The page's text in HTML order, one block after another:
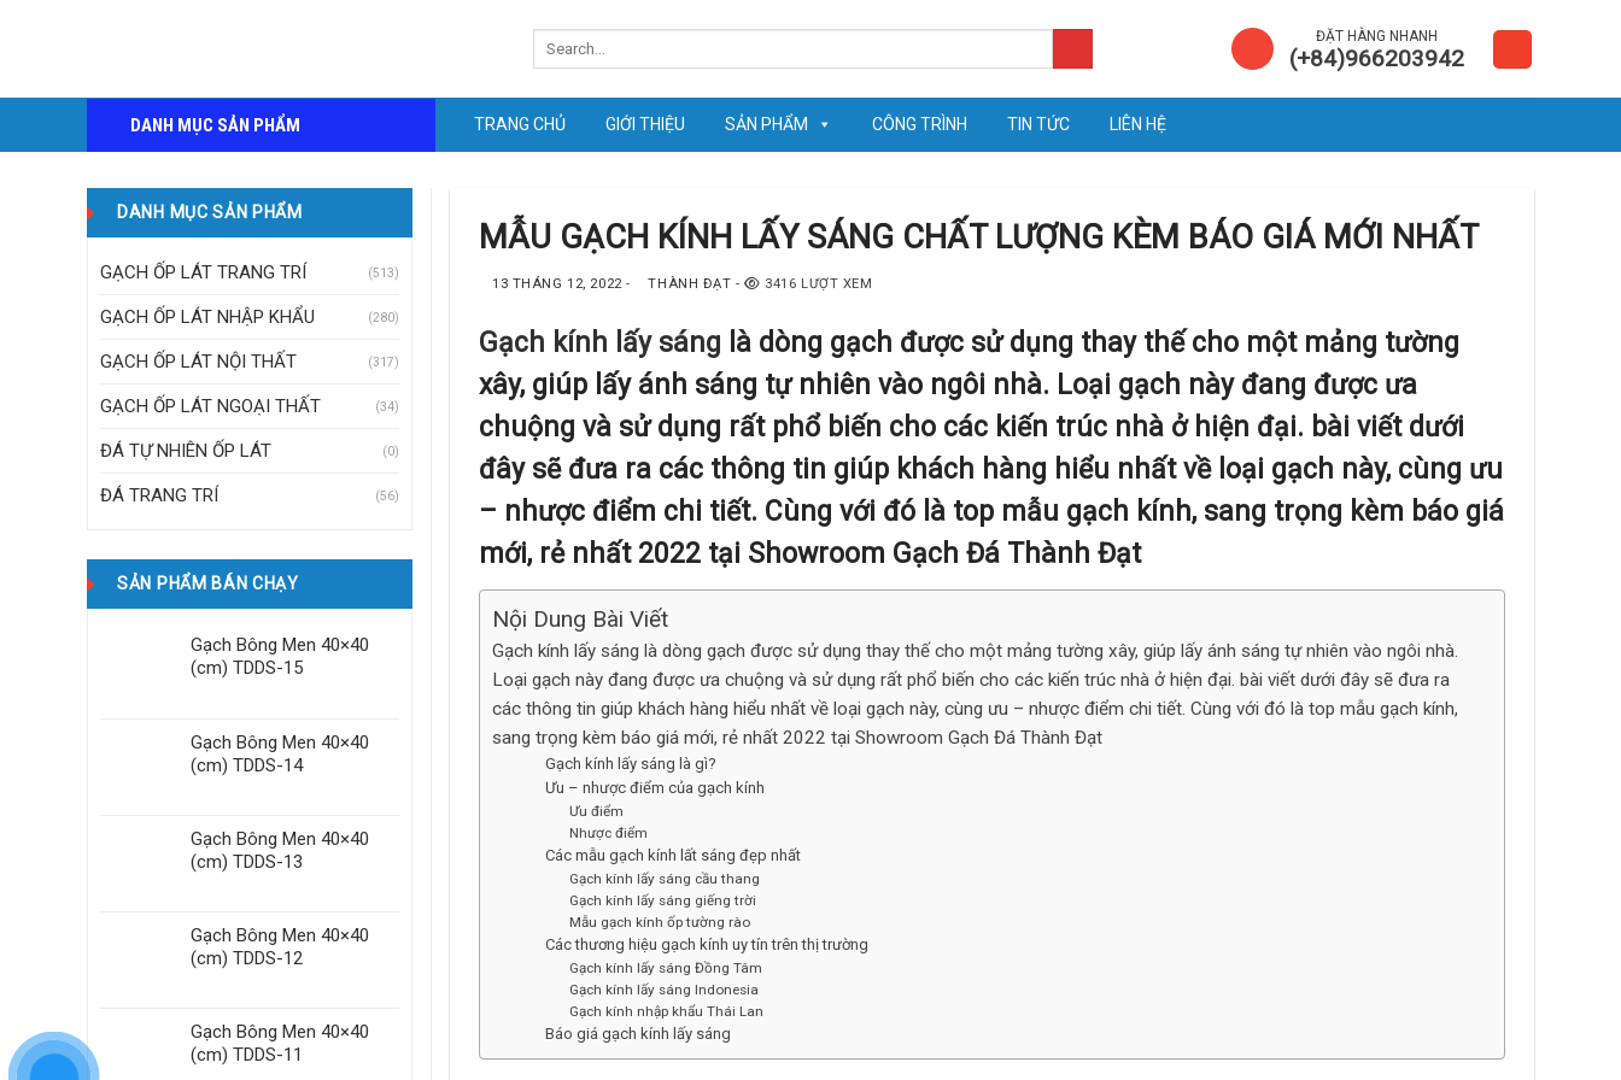
ĐẶT HÀNG NHANH
(+84)966203942
DANH MỤC SẢN PHẨM TRANG CHỦ GIỚI THIỆU SẢN PHẨM CÔNG TRÌNH TIN TỨC LIÊN HỆ
DANH MỤC SẢN PHẨM
GẠCH ỐP LÁT TRANG TRÍ (513)
GẠCH ỐP LÁT NHẬP KHẨU (280)
GẠCH ỐP LÁT NỘI THẤT (317)
GẠCH ỐP LÁT NGOẠI THẤT (34)
ĐÁ TỰ NHIÊN ỐP LÁT (0)
ĐÁ TRANG TRÍ (56)
SẢN PHẨM BÁN CHẠY
Gạch Bông Men 40×40
(cm) TDDS-15
Gạch Bông Men 40×40
(cm) TDDS-14
Gạch Bông Men 40×40
(cm) TDDS-13
Gạch Bông Men 40×40
(cm) TDDS-12
Gạch Bông Men 40×40
(cm) TDDS-11
MẪU GẠCH KÍNH LẤY SÁNG CHẤT LƯỢNG KÈM BÁO GIÁ MỚI NHẤT
13 THÁNG 12, 2022 - THÀNH ĐẠT - 3416 LƯỢT XEM
Gạch kính lấy sáng là dòng gạch được sử dụng thay thế cho một mảng tường
xây, giúp lấy ánh sáng tự nhiên vào ngôi nhà. Loại gạch này đang được ưa
chuộng và sử dụng rất phổ biến cho các kiến trúc nhà ở hiện đại. bài viết dưới
đây sẽ đưa ra các thông tin giúp khách hàng hiểu nhất về loại gạch này, cùng ưu
– nhược điểm chi tiết. Cùng với đó là top mẫu gạch kính, sang trọng kèm báo giá
mới, rẻ nhất 2022 tại Showroom Gạch Đá Thành Đạt
Nội Dung Bài Viết
Gạch kính lấy sáng là dòng gạch được sử dụng thay thế cho một mảng tường xây, giúp lấy ánh sáng tự nhiên vào ngôi nhà.
Loại gạch này đang được ưa chuộng và sử dụng rất phổ biến cho các kiến trúc nhà ở hiện đại. bài viết dưới đây sẽ đưa ra
các thông tin giúp khách hàng hiểu nhất về loại gạch này, cùng ưu – nhược điểm chi tiết. Cùng với đó là top mẫu gạch kính,
sang trọng kèm báo giá mới, rẻ nhất 2022 tại Showroom Gạch Đá Thành Đạt
Gạch kính lấy sáng là gì?
Ưu – nhược điểm của gạch kính
Ưu điểm
Nhược điểm
Các mẫu gạch kính lất sáng đẹp nhất
Gạch kính lấy sáng cầu thang
Gạch kính lấy sáng giếng trời
Mẫu gạch kính ốp tường rào
Các thương hiệu gạch kính uy tín trên thị trường
Gạch kính lấy sáng Đồng Tâm
Gạch kính lấy sáng Indonesia
Gạch kính nhập khẩu Thái Lan
Báo giá gạch kính lấy sáng